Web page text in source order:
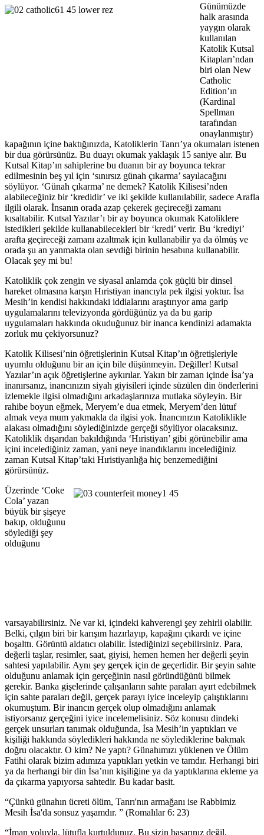
Günümüzde
halk arasında
yaygın olarak
kullanılan
Katolik Kutsal
Kitapları’ndan
biri olan New
Catholic
Edition’ın
(Kardinal
Spellman
tarafından
onaylanmıştır)
kapağının içine baktığınızda, Katoliklerin Tanrı’ya okumaları istenen
bir dua görürsünüz. Bu duayı okumak yaklaşık 15 saniye alır. Bu
Kutsal Kitap’ın sahiplerine bu duanın bir ay boyunca tekrar
edilmesinin beş yıl için ‘sınırsız günah çıkarma’ sayılacağını
söylüyor. ‘Günah çıkarma’ ne demek? Katolik Kilisesi’nden
alabileceğiniz bir ‘kredidir’ ve iki şekilde kullanılabilir, sadece Arafla
ilgili olarak. İnsanın orada azap çekerek geçireceği zamanı
kısaltabilir. Kutsal Yazılar’ı bir ay boyunca okumak Katoliklere
istedikleri şekilde kullanabilecekleri bir ‘kredi’ verir. Bu ‘krediyi’
arafta geçireceği zamanı azaltmak için kullanabilir ya da ölmüş ve
orada şu an yanmakta olan sevdiği birinin hesabına kullanabilir.
Olacak şey mi bu!
Katoliklik çok zengin ve siyasal anlamda çok güçlü bir dinsel
hareket olmasına karşın Hıristiyan inancıyla pek ilgisi yoktur. İsa
Mesih’in kendisi hakkındaki iddialarını araştırıyor ama garip
uygulamalarını televizyonda gördüğünüz ya da bu garip
uygulamaları hakkında okuduğunuz bir inanca kendinizi adamakta
zorluk mu çekiyorsunuz?
Katolik Kilisesi’nin öğretişlerinin Kutsal Kitap’ın öğretişleriyle
uyumlu olduğunu bir an için bile düşünmeyin. Değiller! Kutsal
Yazılar’ın açık öğretişlerine aykırılar. Yakın bir zaman içinde İsa’ya
inanırsanız, inancınızın siyah giyisileri içinde süzülen din önderlerini
izlemekle ilgisi olmadığını arkadaşlarınıza mutlaka söyleyin. Bir
rahibe boyun eğmek, Meryem’e dua etmek, Meryem’den lütuf
almak veya mum yakmakla da ilgisi yok. İnancınızın Katoliklikle
alakası olmadığını söylediğinizde gerçeği söylüyor olacaksınız.
Katoliklik dışarıdan bakıldığında ‘Hıristiyan’ gibi görünebilir ama
içini incelediğiniz zaman, yani neye inandıklarını incelediğiniz
zaman Kutsal Kitap’taki Hıristiyanlığa hiç benzemediğini
görürsünüz.
Üzerinde ‘Coke
Cola’ yazan
büyük bir şişeye
bakıp, olduğunu
söylediği şey
olduğunu
varsayabilirsiniz. Ne var ki, içindeki kahverengi şey zehirli olabilir.
Belki, çılgın biri bir karışım hazırlayıp, kapağını çıkardı ve içine
boşalttı. Görüntü aldatıcı olabilir. İstediğinizi seçebilirsiniz. Para,
değerli taşlar, resimler, saat, giyisi, hemen hemen her değerli şeyin
sahtesi yapılabilir. Aynı şey gerçek için de geçerlidir. Bir şeyin sahte
olduğunu anlamak için gerçeğinin nasıl göründüğünü bilmek
gerekir. Banka gişelerinde çalışanların sahte paraları ayırt edebilmek
için sahte paraları değil, gerçek parayı iyice inceleyip çalıştıklarını
okumuştum. Bir inancın gerçek olup olmadığını anlamak
istiyorsanız gerçeğini iyice incelemelisiniz. Söz konusu dindeki
gerçek unsurları tanımak olduğunda, İsa Mesih’in yaptıkları ve
kişiliği hakkında söyledikleri hakkında ne söylediklerine bakmak
doğru olacaktır. O kim? Ne yaptı? Günahımızı yüklenen ve Ölüm
Fatihi olarak bizim adımıza yaptıkları yetkin ve tamdır. Herhangi biri
ya da herhangi bir din İsa’nın kişiliğine ya da yaptıklarına ekleme ya
da çıkarma yapıyorsa sahtedir. Bu kadar basit.
“Çünkü günahın ücreti ölüm, Tanrı'nın armağanı ise Rabbimiz
Mesih İsa'da sonsuz yaşamdır. ” (Romalılar 6: 23)
“İman yoluyla, lütufla kurtuldunuz. Bu sizin başarınız değil,